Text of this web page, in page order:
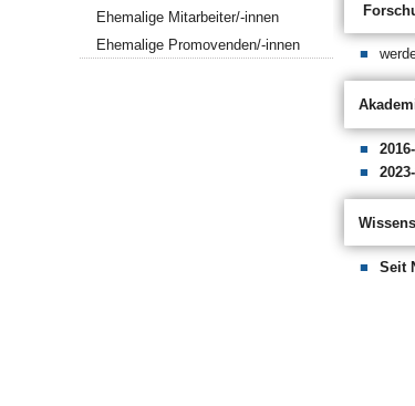
Seit
Ehemalige Mitarbeiter/-innen
Ehemalige Promovenden/-innen